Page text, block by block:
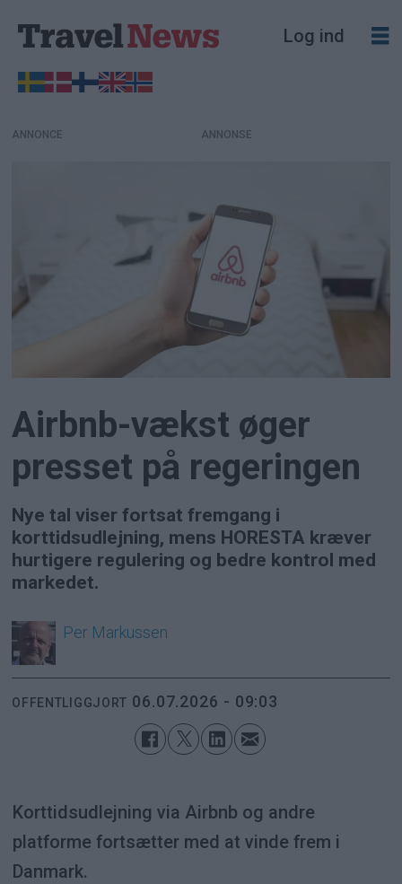
Log ind
ANNONCE
Airbnb-vækst øger
presset på regeringen
Nye tal viser fortsat fremgang i
korttidsudlejning, mens HORESTA kræver
hurtigere regulering og bedre kontrol med
markedet.
Per Markussen
OFFENTLIGGJORT 06.07.2026 - 09:03
Korttidsudlejning via Airbnb og andre
platforme fortsætter med at vinde frem i
Danmark.